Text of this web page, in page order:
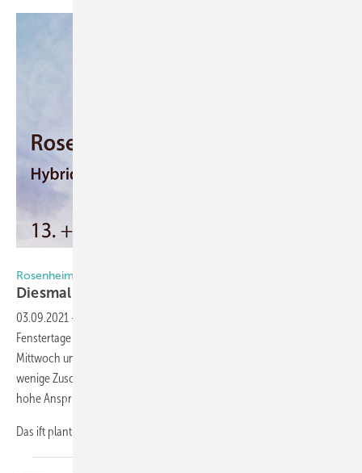
Rosenheimer Fenstertage
Diesmal ga nz
03.09.2021 -
Fenstertage im Oktober 2021: Erstmalig findet der Branchentreff am
Mittwoch und Donnerstag statt und erstmals werden bewusst nur
wenige Zuschauer in Rosenheim erwartet. Was aber bleibt ist der
hohe Anspruch der Wissensvermittlung.
Das ift plant